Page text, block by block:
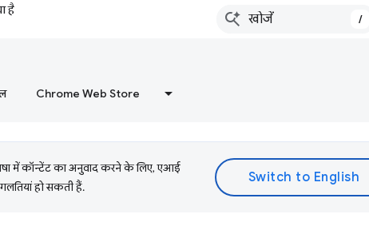
है
/
Chrome Web Store
में कॉन्टेंट का अनुवाद करने के लिए, एआई
हो सकती हैं.